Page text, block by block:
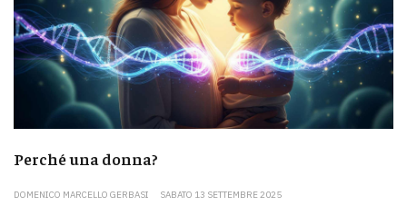
Perché una donna?
DOMENICO MARCELLO GERBASI SABATO 13 SETTEMBRE 2025